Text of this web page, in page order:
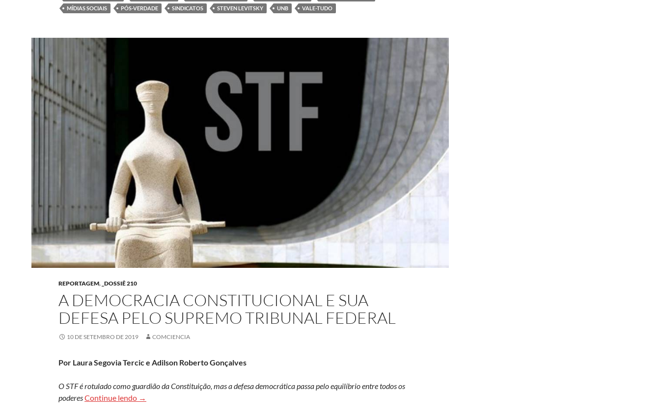
MÍDIAS SOCIAIS
PÓS-VERDADE SINDICATOS STEVEN LEVITSKY UNB VALE-TUDO
REPORTAGEM, _DOSSIÊ 210
A DEMOCRACIA CONSTITUCIONAL E SUA
DEFESA PELO SUPREMO TRIBUNAL FEDERAL
10 DE SETEMBRO DE 2019 COMCIENCIA
Por Laura Segovia Tercic e Adilson Roberto Gonçalves
O STF é rotulado como guardião da Constituição, mas a defesa democrática passa pelo equilíbrio entre todos os
poderesContinue lendo A democracia constitucional e sua defesa pelo Supremo Tribunal Federal
→